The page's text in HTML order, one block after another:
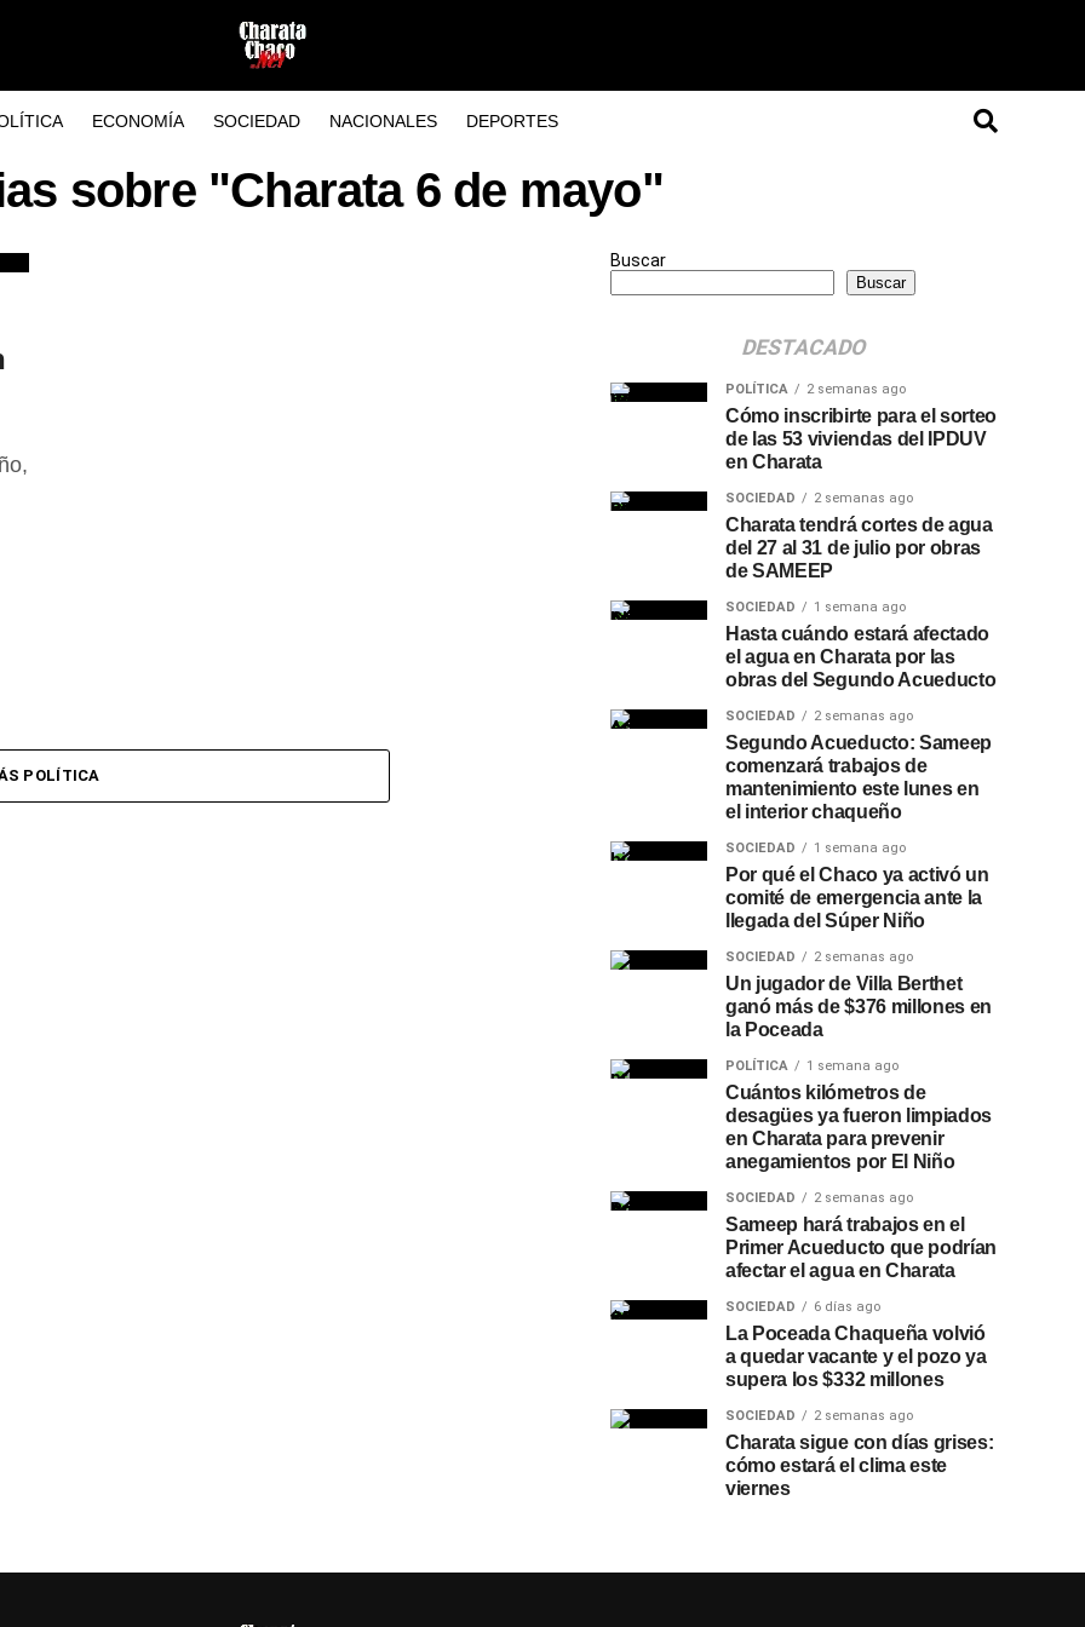
ECONOMÍA SOCIEDAD NACIONALES DEPORTES
sobre "Charata 6 de mayo"
POLÍTICA
Buscar
Buscar
DESTACADO
POLÍTICA 2 semanas ago
Cómo inscribirte para el sorteo
de las 53 viviendas del IPDUV
en Charata
SOCIEDAD 2 semanas ago
Charata tendrá cortes de agua
del 27 al 31 de julio por obras
de SAMEEP
SOCIEDAD 1 semana ago
Hasta cuándo estará afectado
el agua en Charata por las
obras del Segundo Acueducto
SOCIEDAD 2 semanas ago
Segundo Acueducto: Sameep
comenzará trabajos de
mantenimiento este lunes en
el interior chaqueño
SOCIEDAD 1 semana ago
Por qué el Chaco ya activó un
comité de emergencia ante la
llegada del Súper Niño
SOCIEDAD 2 semanas ago
Un jugador de Villa Berthet
ganó más de $376 millones en
la Poceada
POLÍTICA 1 semana ago
Cuántos kilómetros de
desagües ya fueron limpiados
en Charata para prevenir
anegamientos por El Niño
SOCIEDAD 2 semanas ago
Sameep hará trabajos en el
Primer Acueducto que podrían
afectar el agua en Charata
SOCIEDAD 6 días ago
La Poceada Chaqueña volvió
a quedar vacante y el pozo ya
supera los $332 millones
SOCIEDAD 2 semanas ago
Charata sigue con días grises:
cómo estará el clima este
viernes